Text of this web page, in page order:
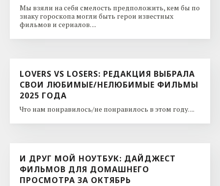
Мы взяли на себя смелость предположить, кем бы по
знаку гороскопа могли быть герои известных
фильмов и сериалов. ...
LOVERS VS LOSERS: РЕДАКЦИЯ ВЫБРАЛА
СВОИ ЛЮБИМЫЕ/НЕЛЮБИМЫЕ ФИЛЬМЫ
2025 ГОДА
Что нам понравилось/не понравилось в этом году. ...
И ДРУГ МОЙ НОУТБУК: ДАЙДЖЕСТ
ФИЛЬМОВ ДЛЯ ДОМАШНЕГО
ПРОСМОТРА ЗА ОКТЯБРЬ